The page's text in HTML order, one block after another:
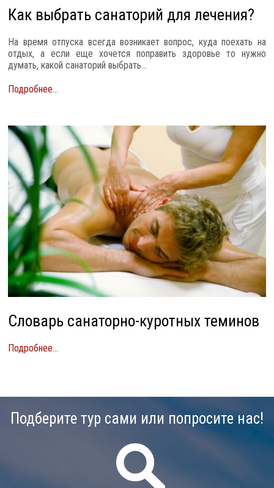
Как выбрать санаторий для лечения?
На время отпуска всегда возникает вопрос, куда поехать на
отдых, а если еще хочется поправить здоровье то нужно
думать, какой санаторий выбрать...
Подробнее...
Словарь санаторно-куротных теминов
Подробнее...
Подберите тур сами или попросите нас!